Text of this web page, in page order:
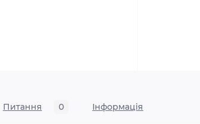
Питання 0 Iнформація